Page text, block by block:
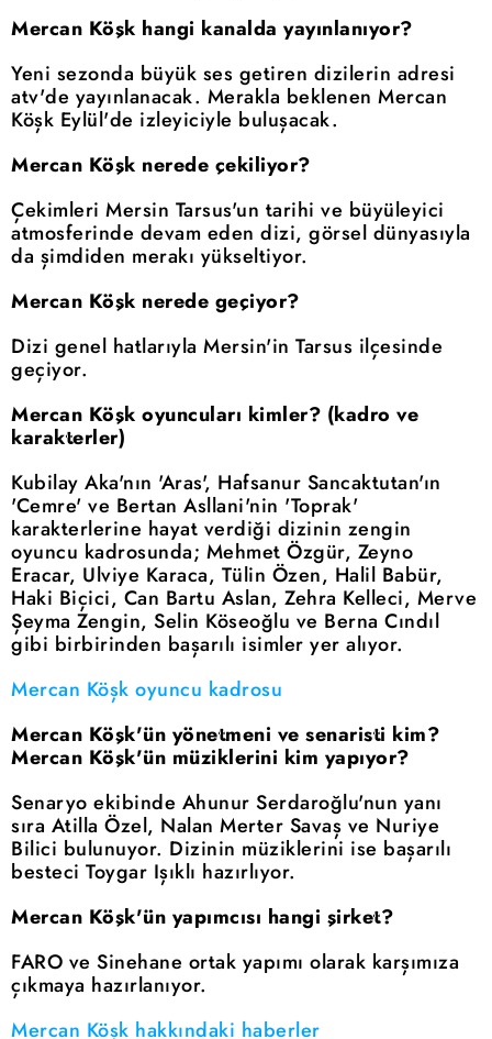
Mercan Köşk hangi kanalda yayınlanıyor?
Yeni sezonda büyük ses getiren dizilerin adresi
atv'de yayınlanacak. Merakla beklenen Mercan
Köşk Eylül'de izleyiciyle buluşacak.
Mercan Köşk nerede çekiliyor?
Çekimleri Mersin Tarsus'un tarihi ve büyüleyici
atmosferinde devam eden dizi, görsel dünyasıyla
da şimdiden merakı yükseltiyor.
Mercan Köşk nerede geçiyor?
Dizi genel hatlarıyla Mersin'in Tarsus ilçesinde
geçiyor.
Mercan Köşk oyuncuları kimler? (kadro ve
karakterler)
Kubilay Aka'nın 'Aras', Hafsanur Sancaktutan'ın
'Cemre' ve Bertan Asllani'nin 'Toprak'
karakterlerine hayat verdiği dizinin zengin
oyuncu kadrosunda; Mehmet Özgür, Zeyno
Eracar, Ulviye Karaca, Tülin Özen, Halil Babür,
Haki Biçici, Can Bartu Aslan, Zehra Kelleci, Merve
Şeyma Zengin, Selin Köseoğlu ve Berna Cındıl
gibi birbirinden başarılı isimler yer alıyor.
Mercan Köşk oyuncu kadrosu
Mercan Köşk'ün yönetmeni ve senaristi kim?
Mercan Köşk'ün müziklerini kim yapıyor?
Senaryo ekibinde Ahunur Serdaroğlu'nun yanı
sıra Atilla Özel, Nalan Merter Savaş ve Nuriye
Bilici bulunuyor. Dizinin müziklerini ise başarılı
besteci Toygar Işıklı hazırlıyor.
Mercan Köşk'ün yapımcısı hangi şirket?
FARO ve Sinehane ortak yapımı olarak karşımıza
çıkmaya hazırlanıyor.
Mercan Köşk hakkındaki haberler